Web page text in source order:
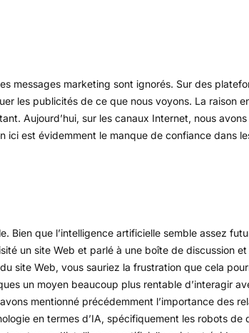
messages marketing sont ignorés. Sur des
les publicités de ce que nous voyons. La raison
Aujourd’hui, sur les canaux Internet, nous
ici est évidemment le manque de confiance dans
Bien que l’intelligence artificielle semble assez
un site Web et parlé à une boîte de discussion
site Web, vous sauriez la frustration que cela
un moyen beaucoup plus rentable d’interagir
mentionné précédemment l’importance des
en termes d’IA, spécifiquement les robots de